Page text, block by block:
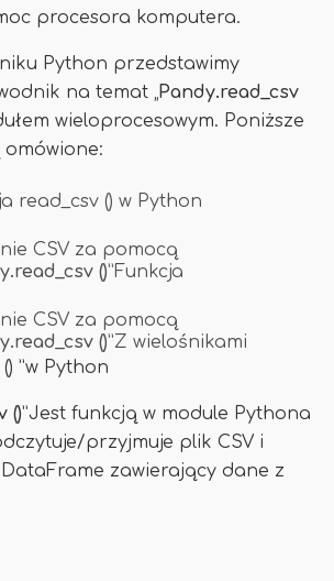
procesora komputera.
Python przedstawimy
na temat „Pandy.read_csv
wieloprocesowym. Poniższe
read_csv () w Python
CSV za pomocą
read_csv ()”Funkcja
CSV za pomocą
read_csv ()”Z wielośnikami
”w Python
()”Jest funkcją w module Pythona
przyjmuje plik CSV i
zawierający dane z